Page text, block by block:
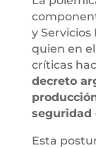
y Servicios
quien en
críticas
decreto
seguridad
Esta